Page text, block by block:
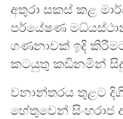
අතුරා සකස් කළ
පර්යේෂණ
ගණනාවක් ඉදි
කටයුතු කඩිනමින් සිදු
වනාන්තරය තුළට
හේතුවෙන්